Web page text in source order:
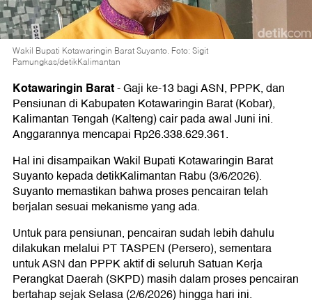
Wakil Bupati Kotawaringin Barat Suyanto. Foto: Sigit
Pamungkas/detikKalimantan
Kotawaringin Barat-Gaji ke-13 bagi ASN, PPPK, dan
Pensiunan di Kabupaten Kotawaringin Barat (Kobar),
Kalimantan Tengah (Kalteng) cair pada awal Juni ini.
Anggarannya mencapai Rp26.338.629.361.
Hal ini disampaikan Wakil Bupati Kotawaringin Barat
Suyanto kepada detikKalimantan Rabu (3/6/2026).
Suyanto memastikan bahwa proses pencairan telah
berjalan sesuai mekanisme yang ada.
Untuk para pensiunan, pencairan sudah lebih dahulu
dilakukan melalui PT TASPEN (Persero), sementara
untuk ASN dan PPPK aktif di seluruh Satuan Kerja
Perangkat Daerah (SKPD) masih dalam proses pencairan
bertahap sejak Selasa (2/6/2026) hingga hari ini.